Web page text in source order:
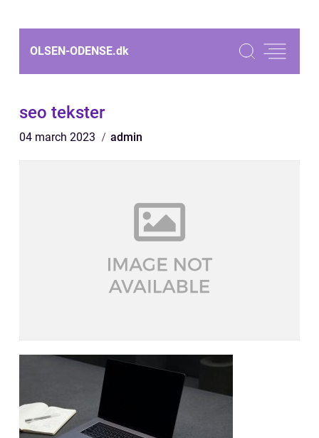
OLSEN-ODENSE.dk
seo tekster
04 march 2023 admin